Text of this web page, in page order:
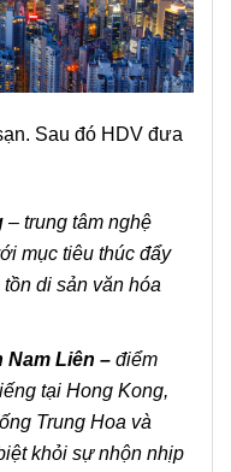
Sau đó HDV đưa
– trung tâm nghệ
mục tiêu thúc đẩy
di sản văn hóa
Nam Liên – điểm
tại Hong Kong,
Trung Hoa và
khỏi sự nhộn nhịp